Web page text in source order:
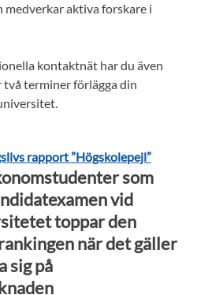
aktiva forskare i
kontaktnät har du även
terminer förlägga din
rapport ”Högskolepejl”
som
vid
toppar den
när det gäller
sig på